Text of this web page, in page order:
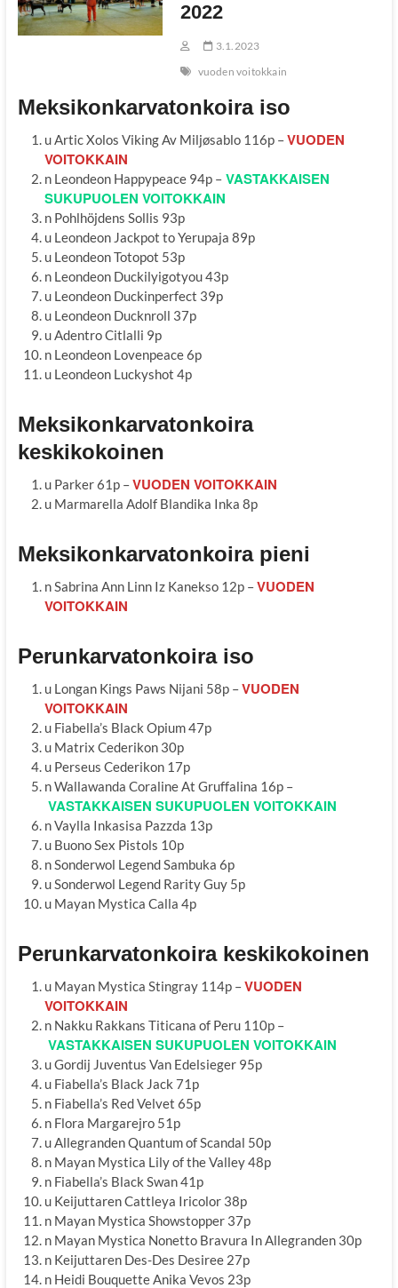
2022
3.1.2023
vuoden voitokkain
Meksikonkarvatonkoira iso
u Artic Xolos Viking Av Miljøsablo 116p –VUODEN
VOITOKKAIN
n Leondeon Happypeace 94p –VASTAKKAISEN
SUKUPUOLEN VOITOKKAIN
n Pohlhöjdens Sollis 93p
u Leondeon Jackpot to Yerupaja 89p
u Leondeon Totopot 53p
n Leondeon Duckilyigotyou 43p
u Leondeon Duckinperfect 39p
u Leondeon Ducknroll 37p
u Adentro Citlalli 9p
n Leondeon Lovenpeace 6p
u Leondeon Luckyshot 4p
Meksikonkarvatonkoira
keskikokoinen
u Parker 61p –VUODEN VOITOKKAIN
u Marmarella Adolf Blandika Inka 8p
Meksikonkarvatonkoira pieni
n Sabrina Ann Linn Iz Kanekso 12p –VUODEN
VOITOKKAIN
Perunkarvatonkoira iso
u Longan Kings Paws Nijani 58p –VUODEN
VOITOKKAIN
u Fiabella’s Black Opium 47p
u Matrix Cederikon 30p
u Perseus Cederikon 17p
n Wallawanda Coraline At Gruffalina 16p –
VASTAKKAISEN SUKUPUOLEN VOITOKKAIN
n Vaylla Inkasisa Pazzda 13p
u Buono Sex Pistols 10p
n Sonderwol Legend Sambuka 6p
u Sonderwol Legend Rarity Guy 5p
u Mayan Mystica Calla 4p
Perunkarvatonkoira keskikokoinen
u Mayan Mystica Stingray 114p –VUODEN
VOITOKKAIN
n Nakku Rakkans Titicana of Peru 110p –
VASTAKKAISEN SUKUPUOLEN VOITOKKAIN
u Gordij Juventus Van Edelsieger 95p
u Fiabella’s Black Jack 71p
n Fiabella’s Red Velvet 65p
n Flora Margarejro 51p
u Allegranden Quantum of Scandal 50p
n Mayan Mystica Lily of the Valley 48p
n Fiabella’s Black Swan 41p
u Keijuttaren Cattleya Iricolor 38p
n Mayan Mystica Showstopper 37p
n Mayan Mystica Nonetto Bravura In Allegranden 30p
n Keijuttaren Des-Des Desiree 27p
n Heidi Bouquette Anika Vevos 23p